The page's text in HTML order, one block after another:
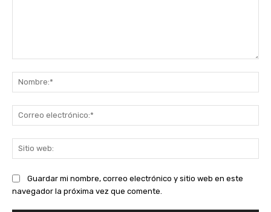
Guardar mi nombre, correo electrónico y sitio web en este
navegador la próxima vez que comente.